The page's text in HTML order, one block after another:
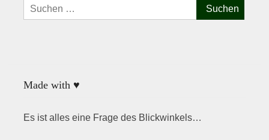
Suchen
nach:
Made with ♥
Es ist alles eine Frage des Blickwinkels…